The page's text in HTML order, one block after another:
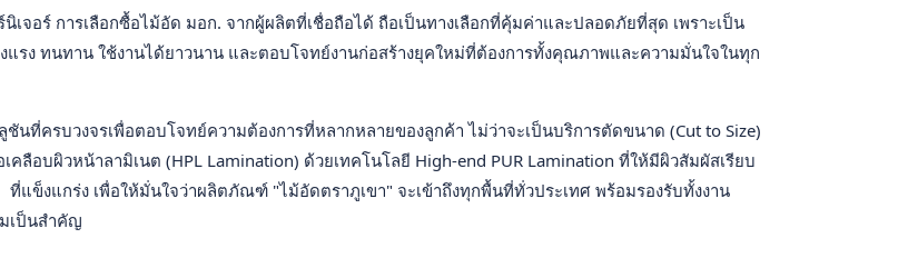
จอร์ การเลือกซื้อไม้อัด มอก. จากผู้ผลิตที่เชื่อถือได้ ถือเป็นทางเลือกที่คุ้มค่าและปลอดภัยที่สุด เพราะเป็น
รง ทนทาน ใช้งานได้ยาวนาน และตอบโจทย์งานก่อสร้างยุคใหม่ที่ต้องการทั้งคุณภาพและความมั่นใจในทุก
ที่ครบวงจรเพื่อตอบโจทย์ความต้องการที่หลากหลายของลูกค้า ไม่ว่าจะเป็นบริการตัดขนาด (Cut to Size)
ลือบผิวหน้าลามิเนต (HPL Lamination) ด้วยเทคโนโลยี High-end PUR Lamination ที่ให้มีผิวสัมผัสเรียบ
ข็งแกร่ง เพื่อให้มั่นใจว่าผลิตภัณฑ์ "ไม้อัดตราภูเขา" จะเข้าถึงทุกพื้นที่ทั่วประเทศ พร้อมรองรับทั้งงาน
เป็นสำคัญ